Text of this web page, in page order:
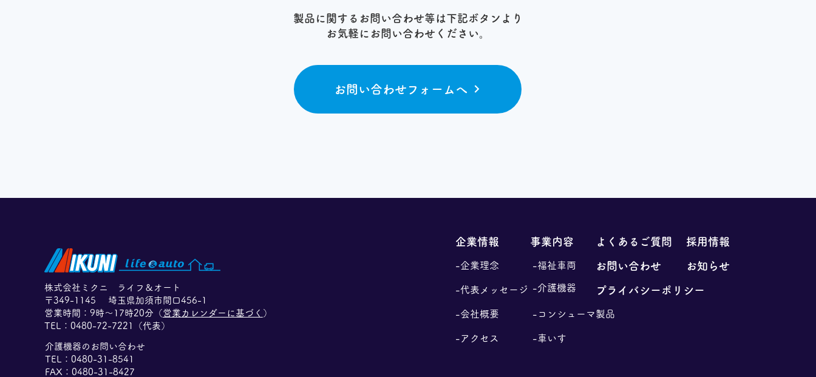
製品に関するお問い合わせ等は下記ボタンより
お気軽にお問い合わせください。
お問い合わせフォームへ
株式会社ミクニ ライフ＆オート
〒349-1145 埼玉県加須市間口456-1
​営業時間：9時〜17時20分（営業カレンダーに基づく ）
​TEL： 0480-72-7221（代表）
介護機器のお問い合わせ
TEL：0480-31-8541
FAX：0480-31-8427
企業情報
-企業理念
-代表メッセージ
-会社概要
-アクセス
事業内容
-福祉車両
-介護機器
よくあるご質問
お問い合わせ
採用情報
お知らせ
プライバシーポリシー
-コンシューマ製品
-車いす